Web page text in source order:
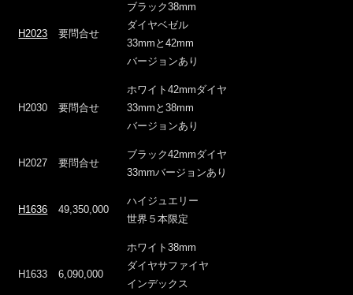
H2023 要問合せ
ブラック38mm
ダイヤベゼル
33mmと42mm
バージョンあり
H2030 要問合せ
ホワイト42mmダイヤ
33mmと38mm
バージョンあり
H2027 要問合せ
ブラック42mmダイヤ
33mmバージョンあり
H1636 49,350,000
ハイジュエリー
世界５本限定
H1633 6,090,000
ホワイト38mm
ダイヤサファイヤ
インデックス